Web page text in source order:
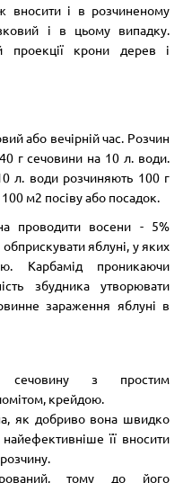
вносити і в розчиненому
і в цьому випадку.
проекції крони дерев і
або вечірній час. Розчин
г сечовини на 10 л. води.
л. води розчиняють 100 г
м2 посіву або посадок.
проводити восени - 5%
яблуні, у яких
Карбамід проникаючи
збудника утворювати
зараження яблуні в
з простим
крейдою.
як добриво вона швидко
її вносити
тому до його